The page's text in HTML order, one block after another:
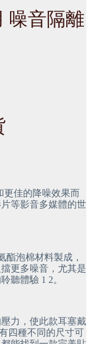
噪音隔離
更佳的降噪效果而
等影音多媒體的世
酯泡棉材料製成，
更多噪音，尤其是
聽體驗 1 2。
力，使此款耳塞戴
四種不同的尺寸可